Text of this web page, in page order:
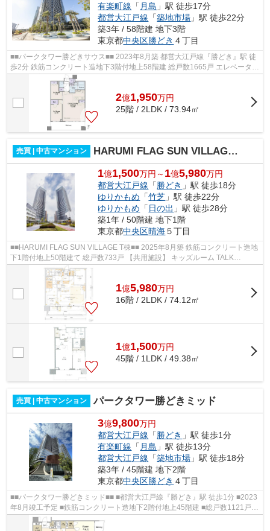
有楽町線 「 月島 」駅 徒歩17分
都営大江戸線 「築地市場 」駅 徒歩22分
築3年 / 58階建 地下3階
東京都中央区勝どき ４丁目
■■パークタワー勝どきサウス■■ 2023年8月築 都営大江戸線『勝どき』駅 徒
歩2分 鉄筋コンクリート造地下3階付地上58階建 総戸数1665戸 エレベーター
2基以上完備 ダブルオートロック ...
2億1,950万円
25階 / 2LDK / 73.94㎡
売買 | 中古マンション HARUMI FLAG SUN VILLAGE T棟
1億1,500万円～ 1億5,980万円
都営大江戸線 「勝どき 」駅 徒歩18分
ゆりかもめ 「竹芝 」駅 徒歩22分
ゆりかもめ 「 日の出 」駅 徒歩28分
築1年 / 50階建 地下1階
東京都中央区晴海５丁目
■■HARUMI FLAG SUN VILLAGE T棟■■ 2025年8月築 鉄筋コンクリート造地
下1階付地上50階建て 総戸数733戸 【共用施設】 キッズルーム TALK
SALON SKY LOUNGE URBAN ゲストルーム パーテ...
1億5,980万円
16階 / 2LDK / 74.12㎡
1億1,500万円
45階 / 1LDK / 49.38㎡
売買 | 中古マンション パークタワー勝どきミッド
3億9,800万円
都営大江戸線 「 勝どき 」駅 徒歩1分
有楽町線 「 月島 」駅 徒歩13分
都営大江戸線 「築地市場 」駅 徒歩18分
築3年 / 45階建 地下2階
東京都中央区勝どき ４丁目
■■パークタワー勝どきミッド■■ ■都営大江戸線『勝どき』駅 徒歩1分 ■2023
年8月竣工予定 ■鉄筋コンクリート造地下2階付地上45階建 ■総戸数1121戸 ■
エレベーター2基以上完備 ■ダブルオ...